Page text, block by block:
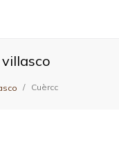
Cuèrcc